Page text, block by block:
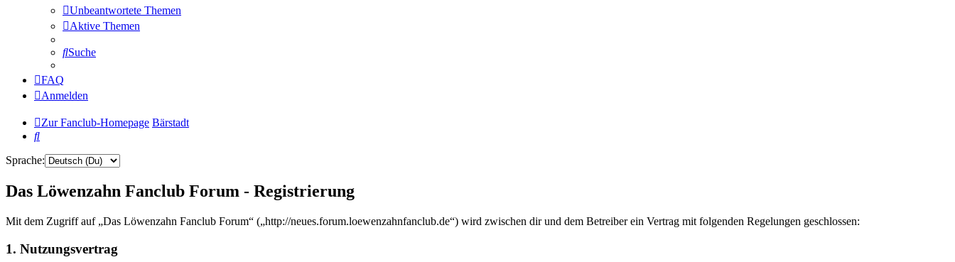
Unbeantwortete Themen
Aktive Themen
Suche
FAQ
Anmelden
Zur Fanclub-Homepage Bärstadt
Suche
Sprache:
Das Löwenzahn Fanclub Forum - Registrierung
Mit dem Zugriff auf „Das Löwenzahn Fanclub Forum“ („http://neues.forum.loewenzahnfanclub.de“) wird zwischen dir und dem Betreiber ein Vertrag mit folgenden Regelungen geschlossen:
1. Nutzungsvertrag